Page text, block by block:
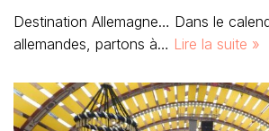
Destination Allemagne… Dans le
allemandes, partons à… Lire la suite »